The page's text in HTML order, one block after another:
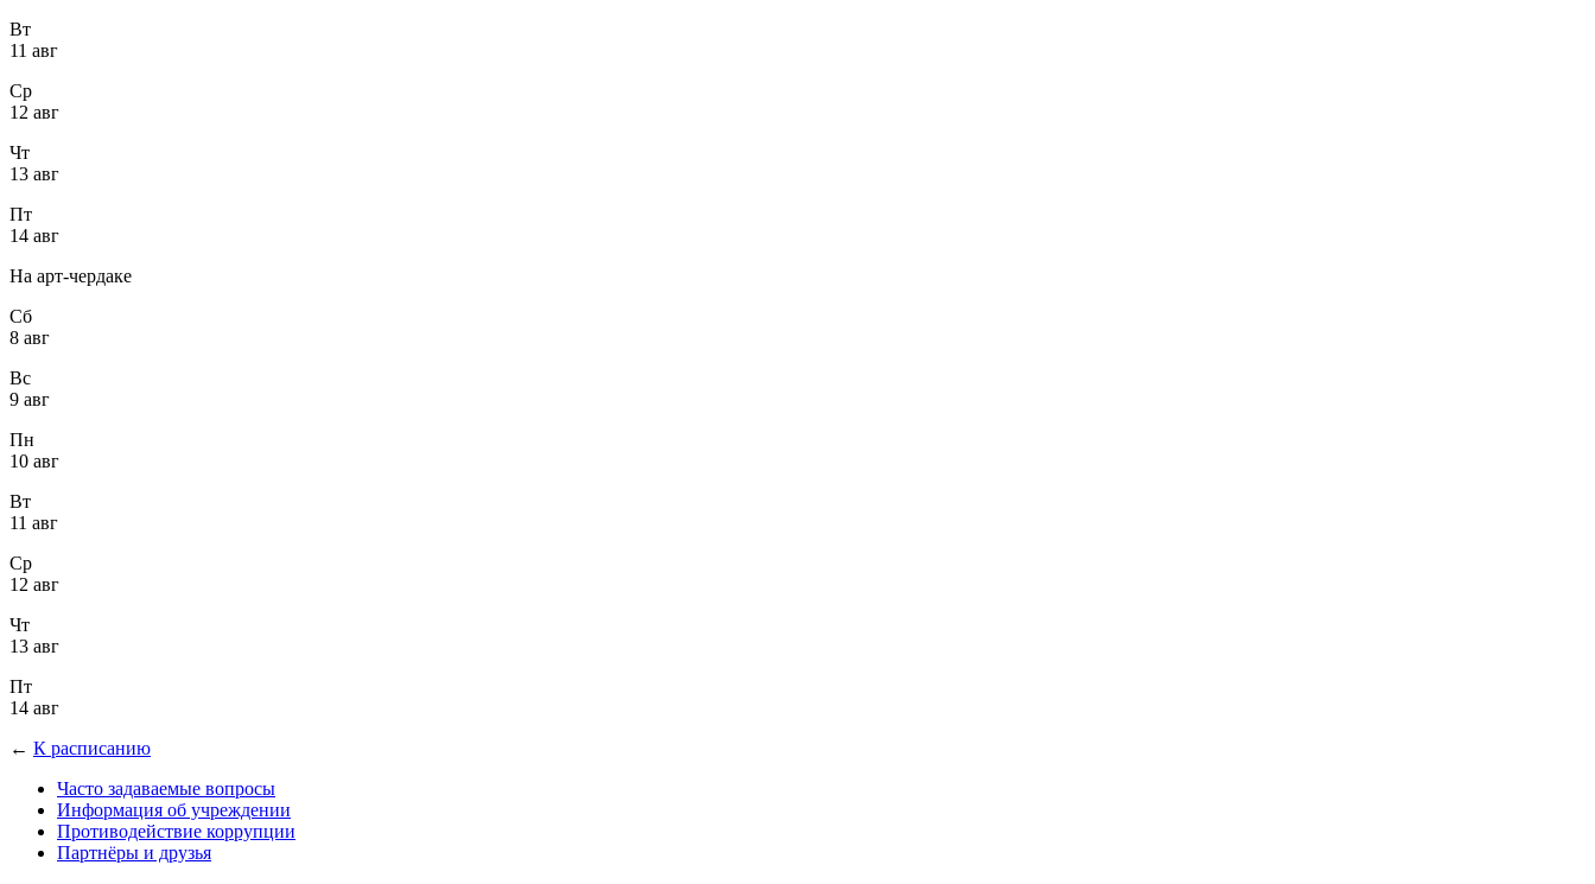
Вт
11 авг
Ср
12 авг
Чт
13 авг
Пт
14 авг
На арт-чердаке
Сб
8 авг
Вс
9 авг
Пн
10 авг
Вт
11 авг
Ср
12 авг
Чт
13 авг
Пт
14 авг
← К расписанию
Часто задаваемые вопросы
Информация об учреждении
Противодействие коррупции
Партнёры и друзья